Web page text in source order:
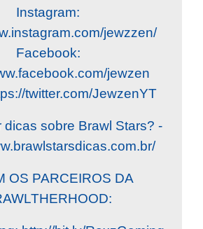
Instagram:
jewzzen/
Facebook:
jewzen
twitter.com/JewzenYT
dicas sobre Brawl Stars? -
OS PARCEIROS DA